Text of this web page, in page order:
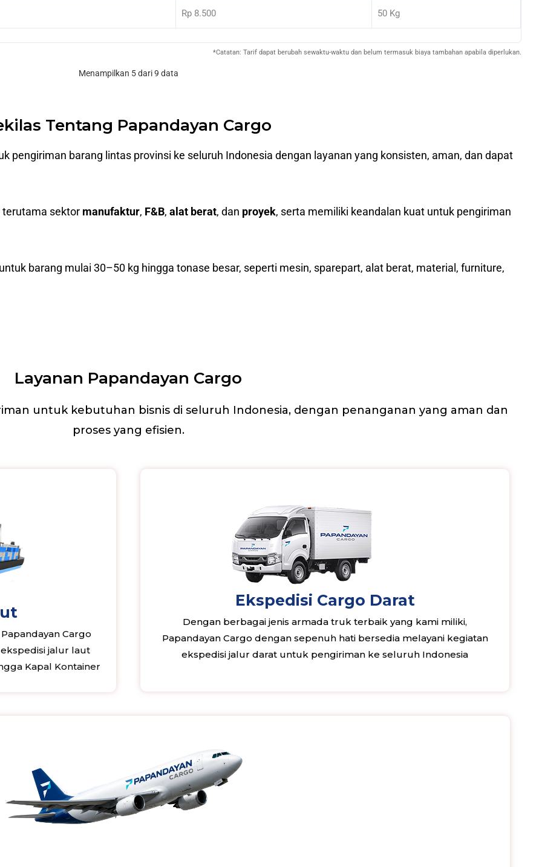
Rp 8.500 50 Kg
*Catatan: Tarif dapat berubah sewaktu-waktu dan belum termasuk biaya tambahan apabila diperlukan.
Menampilkan 5 dari 9 data
Tentang Papandayan Cargo
pengiriman barang lintas provinsi ke seluruh Indonesia dengan layanan yang konsisten, aman, dan dapat
terutama sektor manufaktur, F&B, alat berat, dan proyek, serta memiliki keandalan kuat untuk pengiriman
barang mulai 30–50 kg hingga tonase besar, seperti mesin, sparepart, alat berat, material, furniture,
Layanan Papandayan Cargo
untuk kebutuhan bisnis di seluruh Indonesia, dengan penanganan yang aman dan
proses yang efisien.
Cargo
jalur laut
Kapal Kontainer
Ekspedisi Cargo Darat
Dengan berbagai jenis armada truk terbaik yang kami miliki,
Papandayan Cargo dengan sepenuh hati bersedia melayani kegiatan
ekspedisi jalur darat untuk pengiriman ke seluruh Indonesia